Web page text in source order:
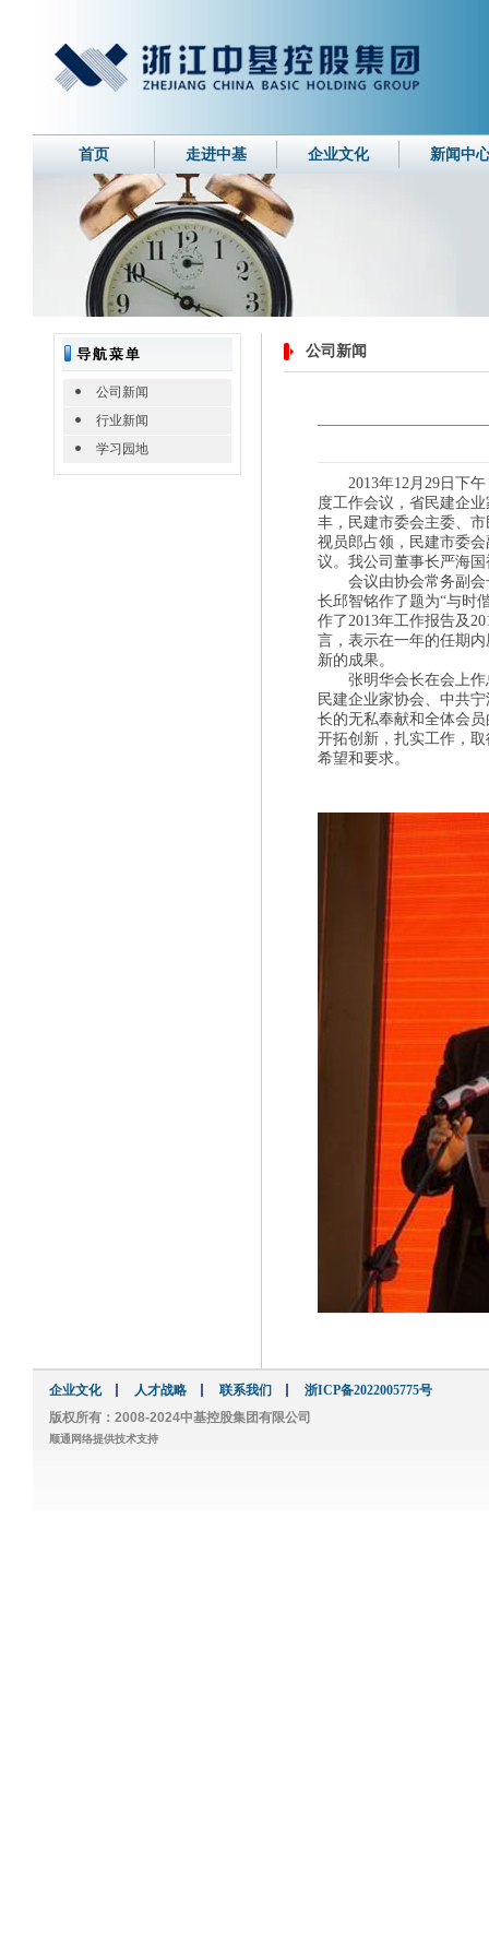
首页 走进中基 企业文化 新闻中
公司新闻
行业新闻
学习园地
公司新闻
2013年12月29日下
度工作会议，省民建企
丰，民建市委会主委、
视员郎占领，民建市委
议。我公司董事长严海
会议由协会常务副
长邱智铭作了题为“与时
作了2013年工作报告及
言，表示在一年的任期
新的成果。
张明华会长在会上
民建企业家协会、中共
长的无私奉献和全体会
开拓创新，扎实工作，
希望和要求。
企业文化 人才战略 联系我们
浙ICP备2022005775号
版权所有：2008-2024中基控股集团有限公司
顺通网络提供技术支持